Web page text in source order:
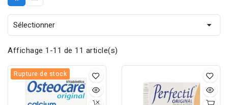
Sélectionner 
Affichage 1-11 de 11 article(s)
Rupture de stock